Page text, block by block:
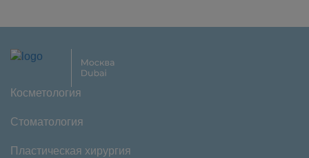
Косметология
Стоматология
Пластическая хирургия